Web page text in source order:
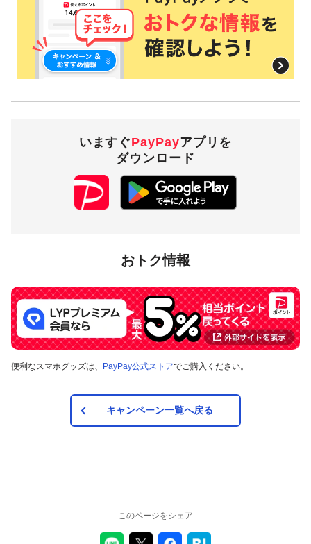
本キャンペーンにおけるPayPayボーナスの付与上限には、お
一人様につき「1回の支払いにおける付与上限」と、「期間
中の付与合計上限」があります。
1回の支払いにおける付与上限：1,000円相当
る1カ月当たりのPayPayボーナスの付与額が合計10,000円相
当を超えるときには、当該付与合計額が10,000円相当となる
よう付与いたします（付与合計額が10,000円を超えることは
ございません）。
PayPayボーナス付与の際に、小数点以下は切り捨てとなりま
原則として、対象のお支払い方法による支払いの翌日から起算
して30日後にPayPayボーナスを付与いたします。ただし、お客
様のご利用状況やシステム上の都合等により付与時期が遅くな
る場合があります。
本キャンペーンの対象のお支払い方法は、「PayPay残高」、
「Yahoo! JAPANカード」です。
東京都港区虎ノ門1丁目および西新橋1・2丁目の店舗のう
いますぐPayPayアプリを
ダウンロード
おトク情報
便利なスマホグッズは、 PayPay公式ストアでご購入ください。
キャンペーン一覧へ戻る
このページをシェア